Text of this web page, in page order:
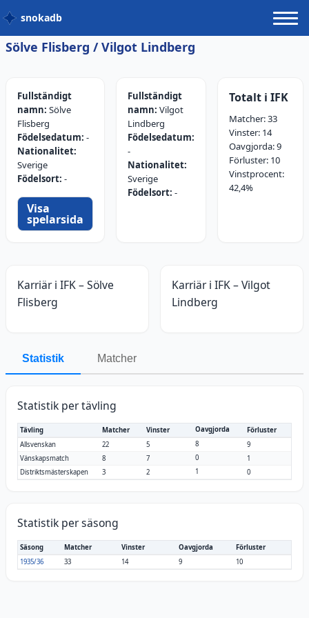
snokadb
Sölve Flisberg / Vilgot Lindberg
Fullständigt
namn: Sölve
Flisberg
Födelsedatum: -
Nationalitet:
Sverige
Födelsort: -
Visa
spelarsida
Fullständigt
namn: Vilgot
Lindberg
Födelsedatum:
-
Nationalitet:
Sverige
Födelsort: -
Totalt i IFK
Matcher:33
Vinster: 14
Oavgjorda:9
Förluster: 10
Vinstprocent:
42,4%
Karriär i IFK –Sölve
Flisberg
Karriär i IFK –Vilgot
Lindberg
Statistik Matcher
Statistik per tävling
Tävling Matcher Vinster Oavgjorda
Förluster
Allsvenskan
22 5 8
9
Vänskapsmatch
8 7 0
1
Distriktsmästerskapen
3 2 1 0
Statistik per säsong
Säsong Matcher Vinster Oavgjorda
Förluster
1935/36
33 14 9 10